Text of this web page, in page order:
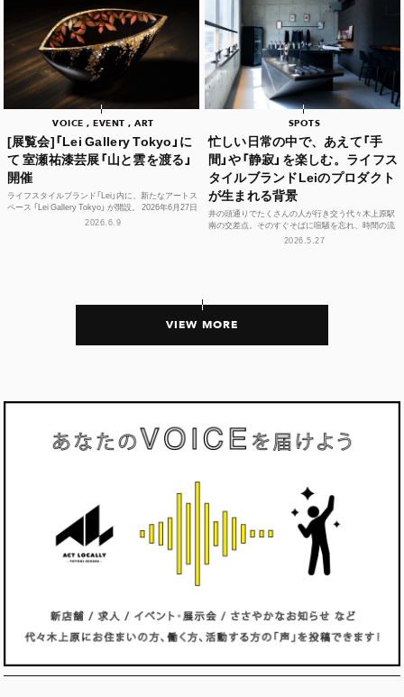
VOICE , EVENT , ART
[展覧会]「Lei Gallery Tokyo」に
て 室瀬祐漆芸展「山と雲を渡る」
開催
ライフスタイルブランド「Lei」内に、新たなアートス
ペース 「Lei Gallery Tokyo」 が開設。 2026年6月27日
（土）から、初の企画展...2026.6.9
SPOTS
忙しい日常の中で、あえて「手
間」や「静寂」を楽しむ。ライフス
タイルブランドLeiのプロダクト
が生まれる背景
井の頭通りでたくさんの人が行き交う代々木上原駅
南の交差点。そのすぐそばに喧騒を忘れ、時間の流
れや感性をフラットに整えられる空間があります。
2026.5.27
VIEW MORE